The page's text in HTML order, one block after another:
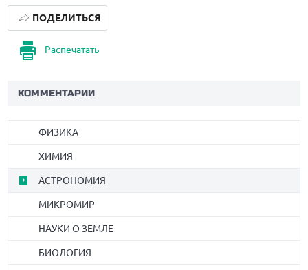
Распечатать
ПОДЕЛИТЬСЯ
КОММЕНТАРИИ
ФИЗИКА
ХИМИЯ
АСТРОНОМИЯ
МИКРОМИР
НАУКИ О ЗЕМЛЕ
БИОЛОГИЯ